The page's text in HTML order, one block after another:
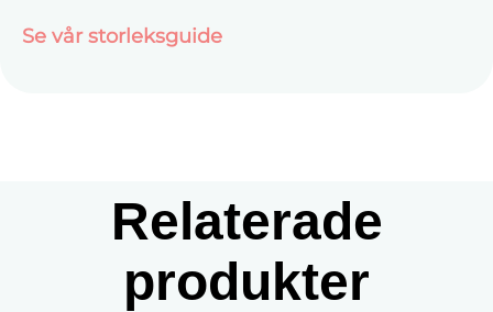
Se vår storleksguide
Relaterade
produkter